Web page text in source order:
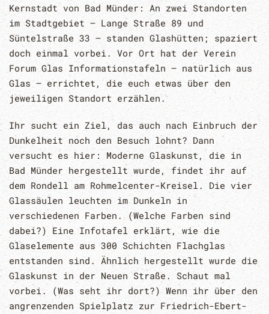
Kernstadt von Bad Münder: An zwei Standorten
im Stadtgebiet – Lange Straße 89 und
Süntelstraße 33 – standen Glashütten; spaziert
doch einmal vorbei. Vor Ort hat der Verein
Forum Glas Informationstafeln – natürlich aus
Glas – errichtet, die euch etwas über den
jeweiligen Standort erzählen.
Ihr sucht ein Ziel, das auch nach Einbruch der
Dunkelheit noch den Besuch lohnt? Dann
versucht es hier: Moderne Glaskunst, die in
Bad Münder hergestellt wurde, findet ihr auf
dem Rondell am Rohmelcenter-Kreisel. Die vier
Glassäulen leuchten im Dunkeln in
verschiedenen Farben. (Welche Farben sind
dabei?) Eine Infotafel erklärt, wie die
Glaselemente aus 300 Schichten Flachglas
entstanden sind. Ähnlich hergestellt wurde die
Glaskunst in der Neuen Straße. Schaut mal
vorbei. (Was seht ihr dort?) Wenn ihr über den
angrenzenden Spielplatz zur Friedrich-Ebert-